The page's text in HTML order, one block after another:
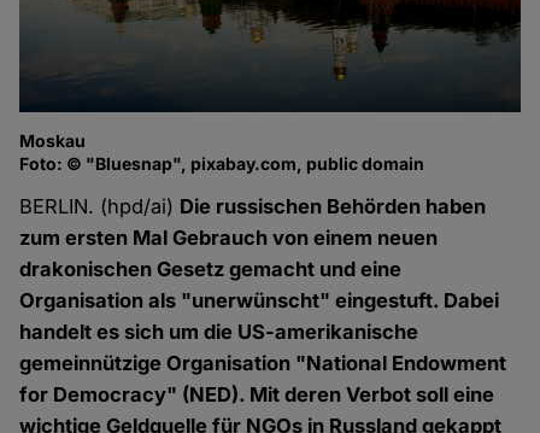
Moskau
Foto: © "Bluesnap", pixabay.com, public domain
BERLIN. (hpd/ai) Die russischen Behörden haben
zum ersten Mal Gebrauch von einem neuen
drakonischen Gesetz gemacht und eine
Organisation als "unerwünscht" eingestuft. Dabei
handelt es sich um die US-amerikanische
gemeinnützige Organisation "National Endowment
for Democracy" (NED). Mit deren Verbot soll eine
wichtige Geldquelle für NGOs in Russland gekappt